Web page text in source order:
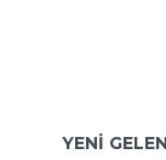
YENİ